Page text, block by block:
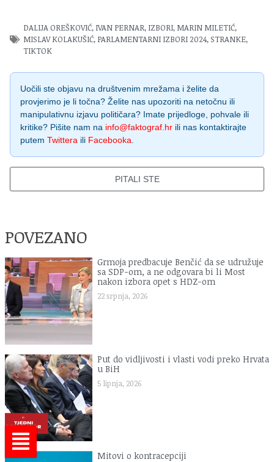
DALIJA OREŠKOVIĆ, IVAN PERNAR, IZBORI, MARIN MILETIĆ,
MISLAV KOLAKUŠIĆ, PARLAMENTARNI IZBORI 2024, STRANKE,
TIKTOK
Uočili ste objavu na društvenim mrežama i želite da
provjerimo je li točna? Želite nas upozoriti na netočnu ili
manipulativnu izjavu političara? Imate prijedloge, pohvale ili
kritike? Pišite nam na info@faktograf.hr ili nas kontaktirajte
putem Twittera ili Facebooka.
PITALI STE
POVEZANO
Grmoja predbacuje Benčić da se udružuje
sa SDP-om, a ne odgovara bi li Most
nakon izbora opet s HDZ-om
22 srpnja, 2026
Put do vidljivosti i vlasti vodi preko Hrvata
u BiH
5 lipnja, 2026
Mitovi o kontracepciji